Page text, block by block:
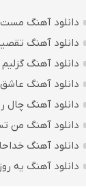
دانلود آهنگ مست
دانلود آهنگ
دانلود آهنگ
دانلود آهنگ
دانلود آهنگ چال
دانلود آهنگ من
دانلود آهنگ
دانلود آهنگ یه